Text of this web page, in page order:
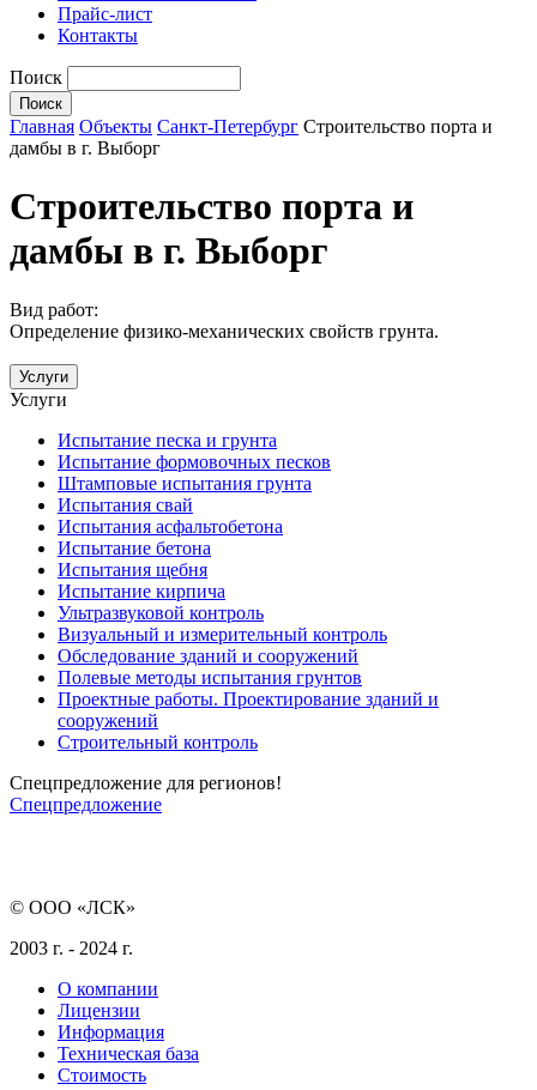
Прайс-лист
Контакты
Поиск
Главная Объекты Санкт-Петербург Строительство порта и
дамбы в г. Выборг
Строительство порта и
дамбы в г. Выборг
Вид работ:
Определение физико-механических свойств грунта.
Услуги
Услуги
Испытание песка и грунта
Испытание формовочных песков
Штамповые испытания грунта
Испытания свай
Испытания асфальтобетона
Испытание бетона
Испытания щебня
Испытание кирпича
Ультразвуковой контроль
Визуальный и измерительный контроль
Обследование зданий и сооружений
Полевые методы испытания грунтов
Проектные работы. Проектирование зданий и
сооружений
Строительный контроль
Спецпредложение для регионов!
Спецпредложение
© ООО «ЛСК»
2003 г. - 2024 г.
О компании
Лицензии
Информация
Техническая база
Стоимость